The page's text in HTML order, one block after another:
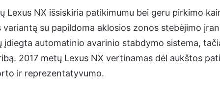
Lexus NX išsiskiria patikimumu bei geru pirkimo
su papildoma aklosios zonos stebėjimo
automatinio avarinio stabdymo sistema,
2017 metų Lexus NX vertinamas dėl aukštos
ir reprezentatyvumo.